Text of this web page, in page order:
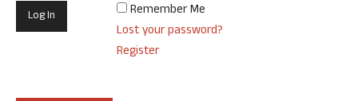
Remember Me
Lost your password?
Register